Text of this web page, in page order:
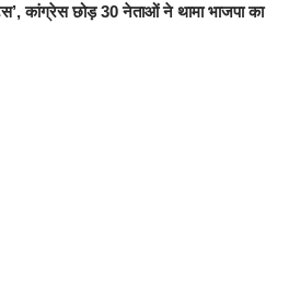
कांग्रेस छोड़ 30 नेताओं ने थामा भाजपा का